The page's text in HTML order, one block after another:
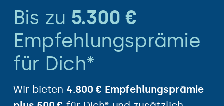
Bis zu 5.300 €
Empfehlungs­prämie
für Dich*
Wir bieten 4.800 € Empfehlungsprämie